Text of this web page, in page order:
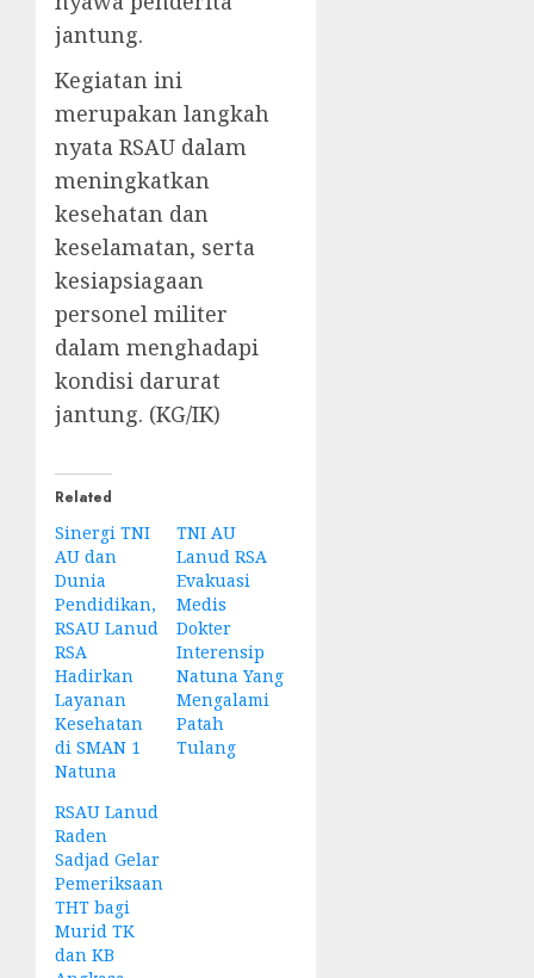
jantung.
Kegiatan ini
merupakan langkah
nyata RSAU dalam
meningkatkan
kesehatan dan
keselamatan, serta
kesiapsiagaan
personel militer
dalam menghadapi
kondisi darurat
jantung. (KG/IK)
Related
Sinergi TNI
AU dan
Dunia
Pendidikan,
RSAU Lanud
RSA
Hadirkan
Layanan
Kesehatan
di SMAN 1
Natuna
TNI AU
Lanud RSA
Evakuasi
Medis
Dokter
Interensip
Natuna Yang
Mengalami
Patah
Tulang
RSAU Lanud
Raden
Sadjad Gelar
Pemeriksaan
THT bagi
Murid TK
dan KB